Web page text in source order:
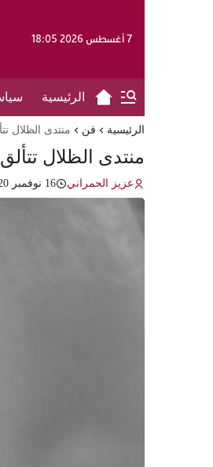
7 أغسطس 2026 18:05
الرئيسية
الرئيسية فن منتدى الظلال
منتدى الظلال
عزيز الحمراني 16 نوفمبر 2020 - 21:10